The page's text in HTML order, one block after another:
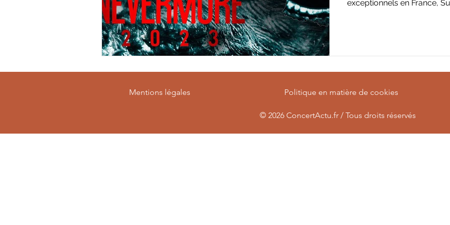
exceptionnels en France,
Mentions légales Politique en matière de cookies
© 2026 ConcertActu.fr / Tous droits réservés